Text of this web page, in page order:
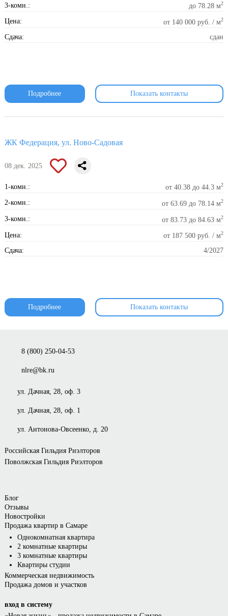
3-комн.: до 78.28 м2
Цена: от 140 000 руб. / м2
Сдача: сдан
Подробнее Показать контакты
ЖК Федерация, ул. Ново-Садовая
08 дек. 2025
1-комн.: от 40.38 до 44.3 м2
2-комн.: от 63.69 до 78.14 м2
3-комн.: от 83.73 до 84.63 м2
Цена: от 187 500 руб. / м2
Сдача: 4/2027
Подробнее Показать контакты
8 (800) 250-04-53
nlre@bk.ru
ул. Дачная, 28, оф. 3
ул. Дачная, 28, оф. 1
ул. Антонова-Овсеенко, д. 20
Российская Гильдия Риэлторов
Поволжская Гильдия Риэлторов
Блог
Отзывы
Новостройки
Продажа квартир в Самаре
Однокомнатная квартира
2 комнатные квартиры
3 комнатные квартиры
Квартиры студии
Коммерческая недвижимость
Продажа домов и участков
вход в систему